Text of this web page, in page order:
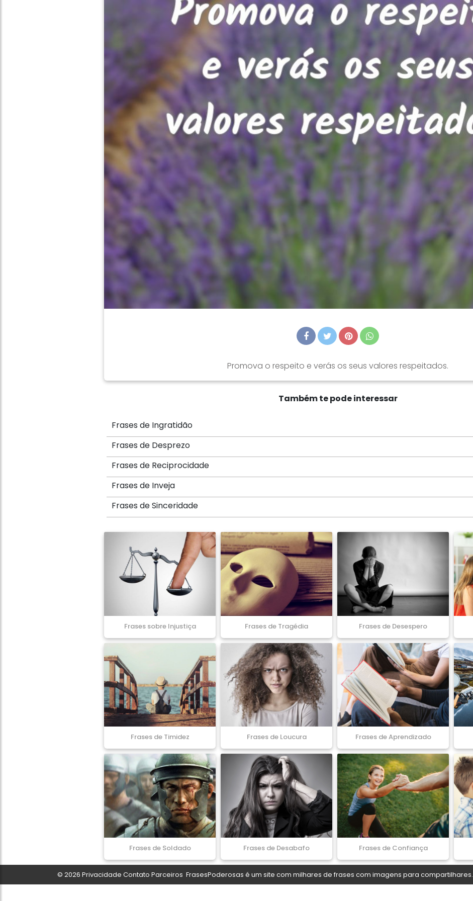
Promova o respeito e verás os seus valores respeitados.
Também te pode interessar
Frases de Ingratidão
Frases de Desprezo
Frases de Reciprocidade
Frases de Inveja
Frases de Sinceridade
Frases sobre Injustiça Frases de Tragédia Frases de Desespero
Frases de Timidez Frases de Loucura Frases de Aprendizado
Frases de Soldado Frases de Desabafo Frases de Confiança
© 2026 Privacidade Contato Parceiros FrasesPoderosas é um site com milhares de frases com imagens para compartilhares.